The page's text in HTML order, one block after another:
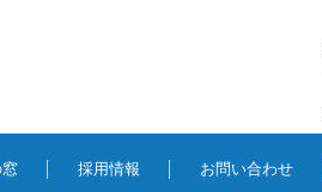
採用情報 お問い合わせ